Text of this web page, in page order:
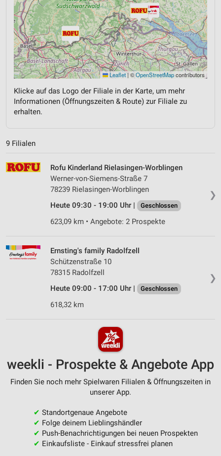
Leaflet | ©OpenStreetMapcontributors
Klicke auf das Logo der Filiale in der Karte, um mehr
Informationen (Öffnungszeiten & Route) zur Filiale zu
erhalten.
9 Filialen
❯
Rofu Kinderland Rielasingen-Worblingen
Werner-von-Siemens-Straße 7
78239 Rielasingen-Worblingen
Heute 09:30 - 19:00 Uhr |
Geschlossen
623,09 km • Angebote: 2 Prospekte
❯
Ernsting's family Radolfzell
Schützenstraße 10
78315 Radolfzell
Heute 09:00 - 17:00 Uhr |
Geschlossen
618,32 km
weekli - Prospekte & Angebote App
Finden Sie noch mehr Spielwaren Filialen & Öffnungszeiten in
unserer App.
✔ Standortgenaue Angebote
✔ Folge deinem Lieblingshändler
✔ Push-Benachrichtigungen bei neuen Prospekten
✔ Einkaufsliste - Einkauf stressfrei planen